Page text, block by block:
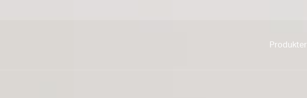
Produkter